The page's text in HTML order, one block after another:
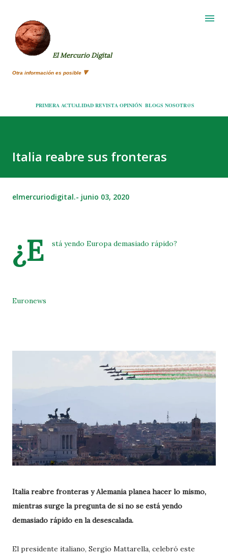
El Mercurio Digital
Otra información es posible 🔻
PRIMERA ACTUALIDAD REVISTA OPINIÓN BLOGS NOSOTR@S
Italia reabre sus fronteras
elmercuriodigital.- junio 03, 2020
¿E stá yendo Europa demasiado rápido?
Euronews
Italia reabre fronteras y Alemania planea hacer lo mismo,
mientras surge la pregunta de si no se está yendo
demasiado rápido en la desescalada.
El presidente italiano, Sergio Mattarella, celebró este